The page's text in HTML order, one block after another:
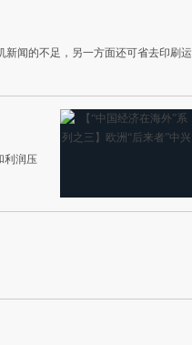
闻的不足，另一方面还可省去印刷运
利润压